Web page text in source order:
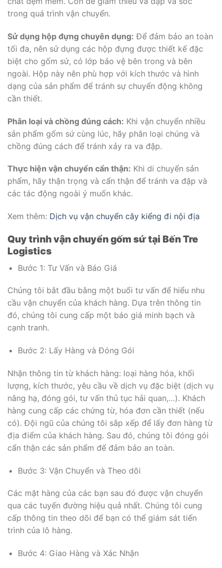
trong quá trình vận chuyển.
Sử dụng hộp đựng chuyên dụng: Để đảm bảo an toàn
tối đa, nên sử dụng các hộp đựng được thiết kế đặc
biệt cho gốm sứ, có lớp bảo vệ bên trong và bên
ngoài. Hộp này nên phù hợp với kích thước và hình
dạng của sản phẩm để tránh sự chuyển động không
cần thiết.
Phân loại và chồng đúng cách: Khi vận chuyển nhiều
sản phẩm gốm sứ cùng lúc, hãy phân loại chúng và
chồng đúng cách để tránh xảy ra va đập.
Thực hiện vận chuyển cẩn thận: Khi di chuyển sản
phẩm, hãy thận trọng và cẩn thận để tránh va đập và
các tác động ngoài ý muốn khác.
Xem thêm: Dịch vụ vận chuyển cây kiểng đi nội địa
Quy trình vận chuyển gốm sứ tại Bến Tre
Logistics
Bước 1: Tư Vấn và Báo Giá
Chúng tôi bắt đầu bằng một buổi tư vấn để hiểu nhu
cầu vận chuyển của khách hàng. Dựa trên thông tin
đó, chúng tôi cung cấp một báo giá minh bạch và
cạnh tranh.
Bước 2: Lấy Hàng và Đóng Gói
Nhận thông tin từ khách hàng: loại hàng hóa, khối
lượng, kích thước, yêu cầu về dịch vụ đặc biệt (dịch vụ
nâng hạ, đóng gói, tư vấn thủ tục hải quan,…). Khách
hàng cung cấp các chứng từ, hóa đơn cần thiết (nếu
có). Đội ngũ của chúng tôi sắp xếp để lấy đơn hàng từ
địa điểm của khách hàng. Sau đó, chúng tôi đóng gói
cẩn thận các sản phẩm để đảm bảo an toàn.
Bước 3: Vận Chuyển và Theo dõi
Các mặt hàng của các bạn sau đó được vận chuyển
qua các tuyến đường hiệu quả nhất. Chúng tôi cung
cấp thông tin theo dõi để bạn có thể giám sát tiến
trình của lô hàng.
Bước 4: Giao Hàng và Xác Nhận